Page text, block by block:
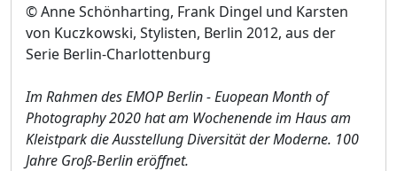
© Anne Schönharting, Frank Dingel und Karsten
von Kuczkowski, Stylisten, Berlin 2012, aus der
Serie Berlin-Charlottenburg
Im Rahmen des EMOP Berlin - Euopean Month of
Photography 2020 hat am Wochenende im Haus am
Kleistpark die Ausstellung Diversität der Moderne. 100
Jahre Groß-Berlin eröffnet.